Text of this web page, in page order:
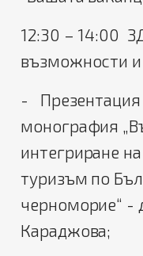
12:30 – 14:00
възможности и
- Презентация
монография
интегриране
туризъм по
черноморие“ -
Караджова;